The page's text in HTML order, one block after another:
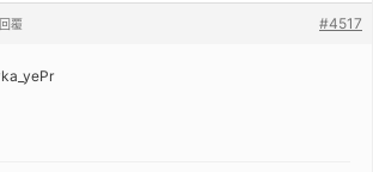
#4517
回覆